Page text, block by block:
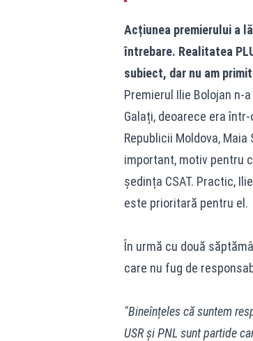
Acțiunea premierului a
întrebare. Realitatea
subiect, dar nu am
Premierul Ilie Bolojan n-
Galați, deoarece era
Republicii Moldova,
important, motiv pentru
ședința CSAT. Practic,
este prioritară pentru el.
În urmă cu două
care nu fug de
"Bineînțeles că suntem
USR și PNL sunt partide